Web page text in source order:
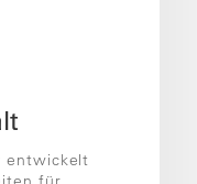
entwickelt